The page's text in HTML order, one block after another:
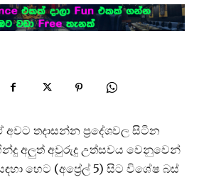
අවට තදාසන්න ප්‍රදේශවල සිටින
අලුත් අවුරුදු උත්සවය වෙනුවෙන්
හෙට (අප්‍රේල් 5) සිට විශේෂ බස්